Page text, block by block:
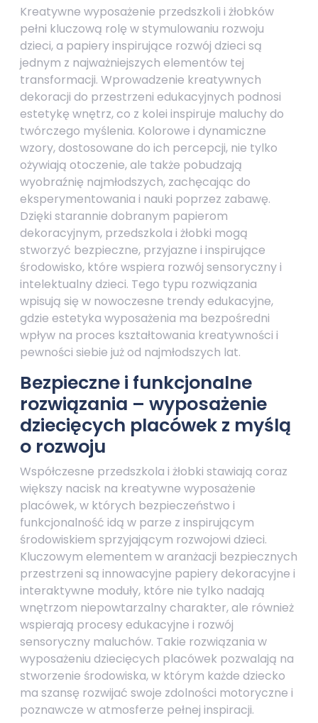
Kreatywne wyposażenie przedszkoli i żłobków
pełni kluczową rolę w stymulowaniu rozwoju
dzieci, a papiery inspirujące rozwój dzieci są
jednym z najważniejszych elementów tej
transformacji. Wprowadzenie kreatywnych
dekoracji do przestrzeni edukacyjnych podnosi
estetykę wnętrz, co z kolei inspiruje maluchy do
twórczego myślenia. Kolorowe i dynamiczne
wzory, dostosowane do ich percepcji, nie tylko
ożywiają otoczenie, ale także pobudzają
wyobraźnię najmłodszych, zachęcając do
eksperymentowania i nauki poprzez zabawę.
Dzięki starannie dobranym papierom
dekoracyjnym, przedszkola i żłobki mogą
stworzyć bezpieczne, przyjazne i inspirujące
środowisko, które wspiera rozwój sensoryczny i
intelektualny dzieci. Tego typu rozwiązania
wpisują się w nowoczesne trendy edukacyjne,
gdzie estetyka wyposażenia ma bezpośredni
wpływ na proces kształtowania kreatywności i
pewności siebie już od najmłodszych lat.
Bezpieczne i funkcjonalne
rozwiązania – wyposażenie
dziecięcych placówek z myślą
o rozwoju
Współczesne przedszkola i żłobki stawiają coraz
większy nacisk na kreatywne wyposażenie
placówek, w których bezpieczeństwo i
funkcjonalność idą w parze z inspirującym
środowiskiem sprzyjającym rozwojowi dzieci.
Kluczowym elementem w aranżacji bezpiecznych
przestrzeni są innowacyjne papiery dekoracyjne i
interaktywne moduły, które nie tylko nadają
wnętrzom niepowtarzalny charakter, ale również
wspierają procesy edukacyjne i rozwój
sensoryczny maluchów. Takie rozwiązania w
wyposażeniu dziecięcych placówek pozwalają na
stworzenie środowiska, w którym każde dziecko
ma szansę rozwijać swoje zdolności motoryczne i
poznawcze w atmosferze pełnej inspiracji.